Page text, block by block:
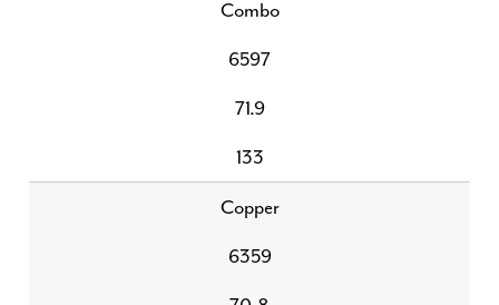
Combo
6597
71.9
133
Copper
6359